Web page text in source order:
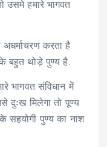
उसमे हमारे भागवत
करता है
बहुत थोड़े पुण्य है.
भागवत संविधान में
दुःख मिलेगा तो पूण्य
सहयोगी पुण्य का नाश